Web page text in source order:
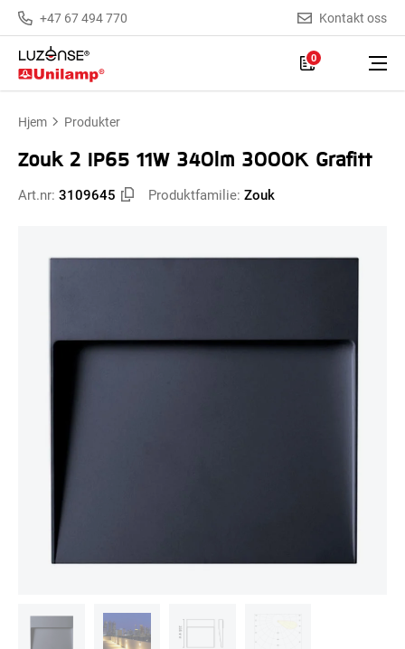
+47 67 494 770 Kontakt oss
0
Hjem Produkter
Zouk 2 IP65 11W 340lm 3000K Grafitt
Art.nr: 3109645 Produktfamilie: Zouk